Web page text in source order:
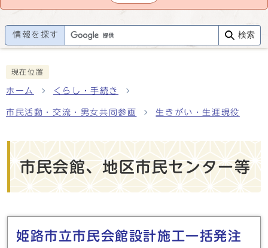
情報を探す 検索
現在位置
ホーム くらし・手続き
市民活動・交流・男女共同参画 生きがい・生涯現役
市民会館、地区市民センター等
メインメニュー
姫路市立市民会館設計施工一括発注